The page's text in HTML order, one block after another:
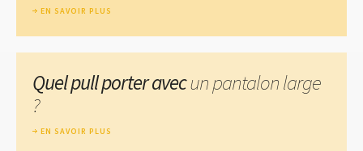
EN SAVOIR PLUS
Quel pull porter avecun pantalon large
?
EN SAVOIR PLUS